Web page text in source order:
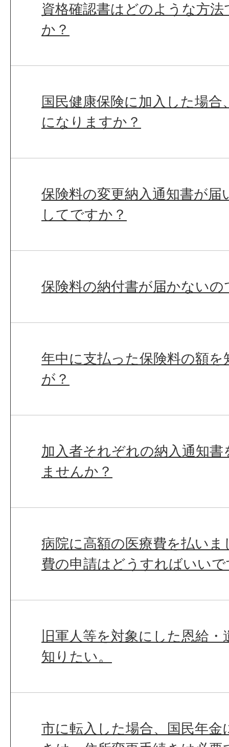
資格確認書はどのような方
か？
国民健康保険に加入した場
になりますか？
保険料の変更納入通知書が
してですか？
保険料の納付書が届かないの
年中に支払った保険料の額
が？
加入者それぞれの納入通知
ませんか？
病院に高額の医療費を払い
費の申請はどうすればいい
旧軍人等を対象にした恩給
知りたい。
市に転入した場合、国民年